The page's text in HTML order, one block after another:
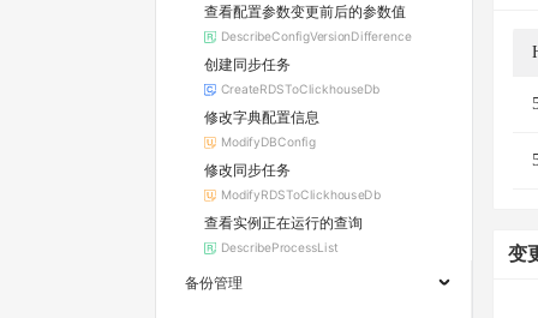
查看配置参数变更前后的参数值
DescribeConfigVersionDifference
创建同步任务
CreateRDSToClickhouseDb
修改字典配置信息
ModifyDBConfig
修改同步任务
ModifyRDSToClickhouseDb
查看实例正在运行的查询
DescribeProcessList
备份管理
变